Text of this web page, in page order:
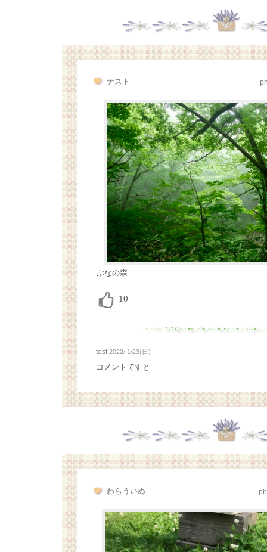
テスト
ぶなの森
test2022/ 1/23(日)
コメントてすと
わらういぬ